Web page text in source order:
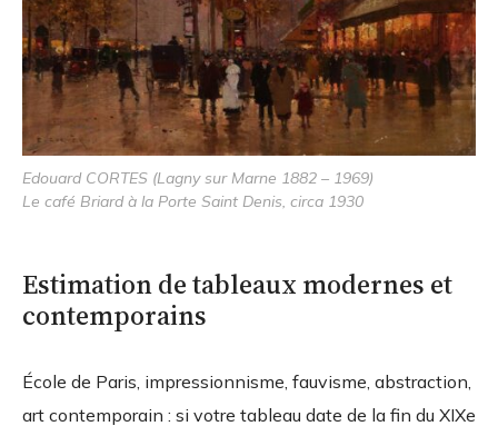
Edouard CORTES (Lagny sur Marne 1882 – 1969)
Le café Briard à la Porte Saint Denis, circa 1930
Estimation de tableaux modernes et
contemporains
École de Paris, impressionnisme, fauvisme, abstraction,
art contemporain : si votre tableau date de la fin du XIXe